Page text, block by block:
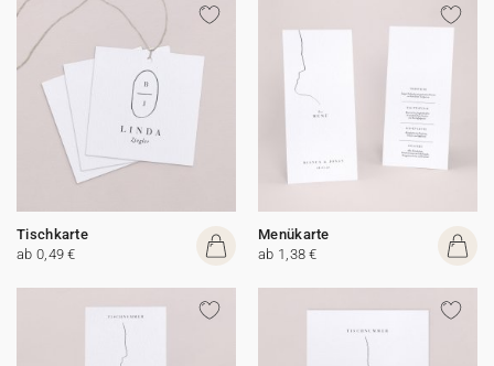
Tischkarte
ab 0,49 €
Menükarte
ab 1,38 €